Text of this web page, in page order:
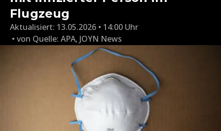
Flugzeug
Aktualisiert: 13.05.2026 • 14:00 Uhr
von Quelle: APA, JOYN News